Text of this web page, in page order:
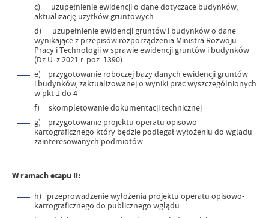
c) uzupełnienie ewidencji o dane dotyczące budynków,
aktualizację użytków gruntowych
d) uzupełnienie ewidencji gruntów i budynków o dane
wynikające z przepisów rozporządzenia Ministra Rozwoju
Pracy i Technologii w sprawie ewidencji gruntów i budynków
(Dz.U. z 2021 r. poz. 1390)
e) przygotowanie roboczej bazy danych ewidencji gruntów
i budynków, zaktualizowanej o wyniki prac wyszczególnionych
w pkt 1 do 4
f) skompletowanie dokumentacji technicznej
g) przygotowanie projektu operatu opisowo-
kartograficznego który będzie podlegał wyłożeniu do wglądu
zainteresowanych podmiotów
W ramach etapu II:
h) przeprowadzenie wyłożenia projektu operatu opisowo-
kartograficznego do publicznego wglądu